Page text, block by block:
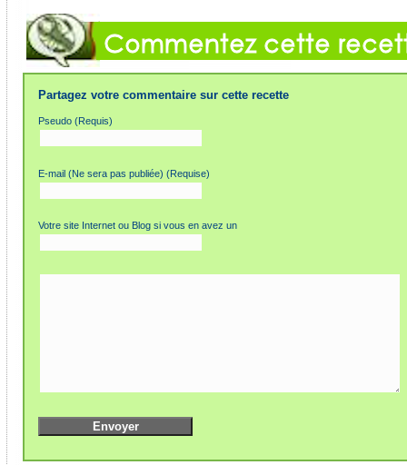
Partagez votre commentaire sur cette recette
Pseudo (Requis)
E-mail (Ne sera pas publiée) (Requise)
Votre site Internet ou Blog si vous en avez un